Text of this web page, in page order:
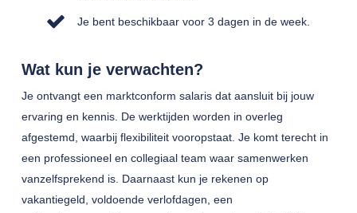
Je bent beschikbaar voor 3 dagen in de week.
Wat kun je verwachten?
Je ontvangt een marktconform salaris dat aansluit bij jouw
ervaring en kennis. De werktijden worden in overleg
afgestemd, waarbij flexibiliteit vooropstaat. Je komt terecht in
een professioneel en collegiaal team waar samenwerken
vanzelfsprekend is. Daarnaast kun je rekenen op
vakantiegeld, voldoende verlofdagen, een